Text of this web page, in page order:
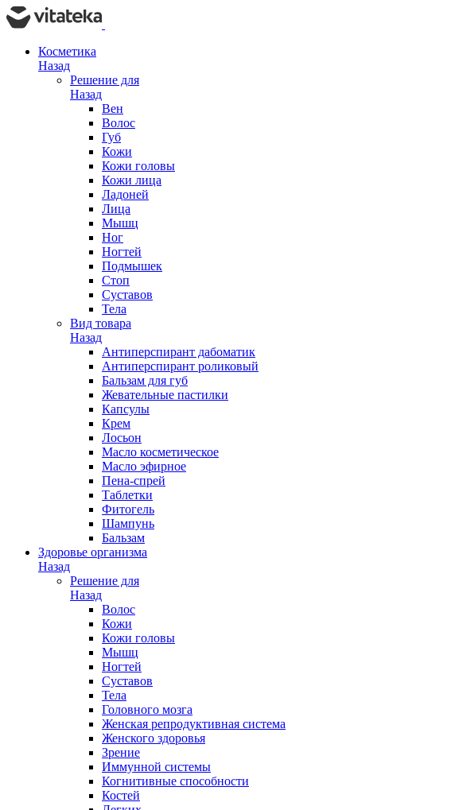
Косметика
Назад
Решение для
Назад
Вен
Волос
Губ
Кожи
Кожи головы
Кожи лица
Ладоней
Лица
Мышц
Ног
Ногтей
Подмышек
Стоп
Суставов
Тела
Вид товара
Назад
Антиперспирант дабоматик
Антиперспирант роликовый
Бальзам для губ
Жевательные пастилки
Капсулы
Крем
Лосьон
Масло косметическое
Масло эфирное
Пена-спрей
Таблетки
Фитогель
Шампунь
Бальзам
Здоровье организма
Назад
Решение для
Назад
Волос
Кожи
Кожи головы
Мышц
Ногтей
Суставов
Тела
Головного мозга
Женская репродуктивная система
Женского здоровья
Зрение
Иммунной системы
Когнитивные способности
Костей